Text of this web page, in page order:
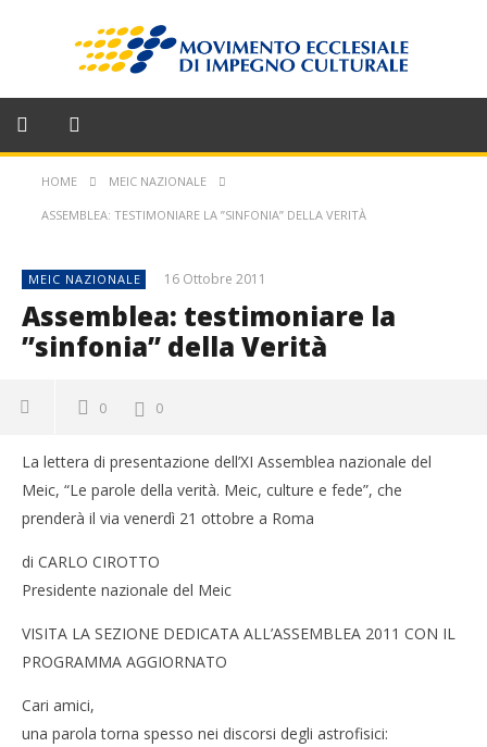
HOME MEIC NAZIONALE
ASSEMBLEA: TESTIMONIARE LA ”SINFONIA” DELLA VERITÀ
MEIC NAZIONALE 16 Ottobre 2011
Assemblea: testimoniare la
”sinfonia” della Verità
0 0
La lettera di presentazione dell’XI Assemblea nazionale del
Meic, “Le parole della verità. Meic, culture e fede”, che
prenderà il via venerdì 21 ottobre a Roma
di CARLO CIROTTO
Presidente nazionale del Meic
VISITA LA SEZIONE DEDICATA ALL’ASSEMBLEA 2011 CON IL
PROGRAMMA AGGIORNATO
Cari amici,
una parola torna spesso nei discorsi degli astrofisici: